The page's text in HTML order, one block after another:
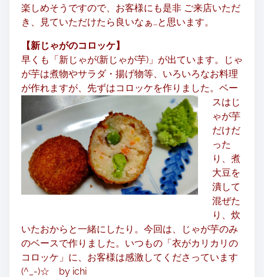
楽しめそうですので、お客様にも是非 ご来店いただ
き、見ていただけたら良いなぁ…と思います。
【新じゃがのコロッケ】
早くも「新じゃが(新じゃが芋)」が出ています。
じゃ
が芋は煮物やサラダ・揚げ物等、 いろいろなお料理
が作れますが、先ずはコロッケを作りました。 ベー
スはじ
ゃが芋
だけだ
った
り、煮
大豆を
潰して
混ぜた
り、 炊
いたおからと一緒にしたり。今回は、
じゃが芋のみ
のベースで作りました。いつもの「衣がカリカリの
コロッケ」に、 お客様は感激してくださっています
(^_-)☆ by ichi